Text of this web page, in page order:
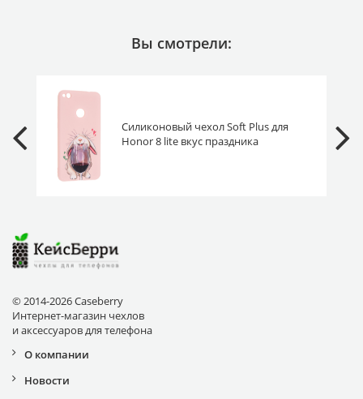
Вы смотрели:
Силиконовый чехол Soft Plus для
Honor 8 lite вкус праздника
© 2014-2026 Caseberry
Интернет-магазин чехлов
и аксессуаров для телефона
О компании
Новости